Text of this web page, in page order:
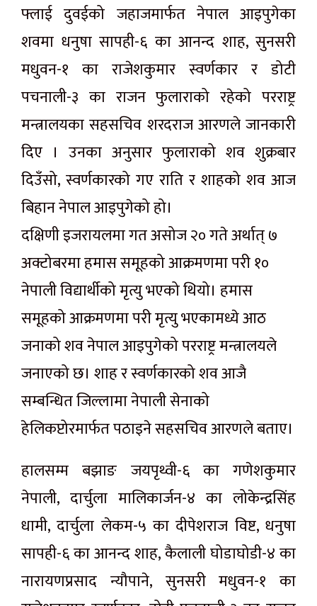
फ्लाई दुवईको जहाजमार्फत नेपाल आइपुगेका
शवमा धनुषा सापही-६ का आनन्द शाह, सुनसरी
मधुवन-१ का राजेशकुमार स्वर्णकार र डोटी
पचनाली-३ का राजन फुलाराको रहेको परराष्ट्र
मन्त्रालयका सहसचिव शरदराज आरणले जानकारी
दिए । उनका अनुसार फुलाराको शव शुक्रबार
दिउँसो, स्वर्णकारको गए राति र शाहको शव आज
बिहान नेपाल आइपुगेको हो।
दक्षिणी इजरायलमा गत असोज २० गते अर्थात् ७
अक्टोबरमा हमास समूहको आक्रमणमा परी १०
नेपाली विद्यार्थीको मृत्यु भएको थियो। हमास
समूहको आक्रमणमा परी मृत्यु भएकामध्ये आठ
जनाको शव नेपाल आइपुगेको परराष्ट्र मन्त्रालयले
जनाएको छ। शाह र स्वर्णकारको शव आजै
सम्बन्धित जिल्लामा नेपाली सेनाको
हेलिकप्टोरमार्फत पठाइने सहसचिव आरणले बताए।
हालसम्म बझाङ जयपृथ्वी-६ का गणेशकुमार
नेपाली, दार्चुला मालिकार्जन-४ का लोकेन्द्रसिंह
धामी, दार्चुला लेकम-५ का दीपेशराज विष्ट, धनुषा
सापही-६ का आनन्द शाह, कैलाली घोडाघोडी-४ का
नारायणप्रसाद न्यौपाने, सुनसरी मधुवन-१ का